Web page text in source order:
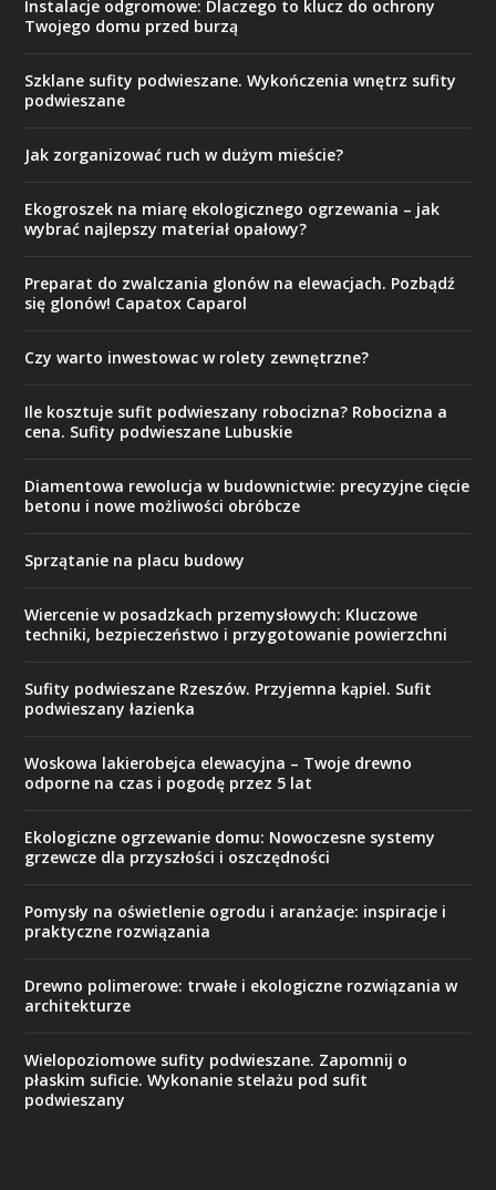
Instalacje odgromowe: Dlaczego to klucz do ochrony
Twojego domu przed burzą
Szklane sufity podwieszane. Wykończenia wnętrz sufity
podwieszane
Jak zorganizować ruch w dużym mieście?
Ekogroszek na miarę ekologicznego ogrzewania – jak
wybrać najlepszy materiał opałowy?
Preparat do zwalczania glonów na elewacjach. Pozbądź
się glonów! Capatox Caparol
Czy warto inwestowac w rolety zewnętrzne?
Ile kosztuje sufit podwieszany robocizna? Robocizna a
cena. Sufity podwieszane Lubuskie
Diamentowa rewolucja w budownictwie: precyzyjne cięcie
betonu i nowe możliwości obróbcze
Sprzątanie na placu budowy
Wiercenie w posadzkach przemysłowych: Kluczowe
techniki, bezpieczeństwo i przygotowanie powierzchni
Sufity podwieszane Rzeszów. Przyjemna kąpiel. Sufit
podwieszany łazienka
Woskowa lakierobejca elewacyjna – Twoje drewno
odporne na czas i pogodę przez 5 lat
Ekologiczne ogrzewanie domu: Nowoczesne systemy
grzewcze dla przyszłości i oszczędności
Pomysły na oświetlenie ogrodu i aranżacje: inspiracje i
praktyczne rozwiązania
Drewno polimerowe: trwałe i ekologiczne rozwiązania w
architekturze
Wielopoziomowe sufity podwieszane. Zapomnij o
płaskim suficie. Wykonanie stelażu pod sufit
podwieszany